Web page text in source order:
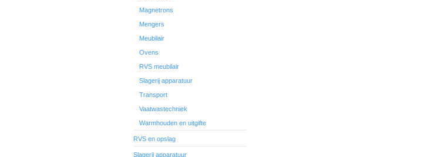
Magnetrons
Mengers
Meubilair
Ovens
RVS meubilair
Slagerij apparatuur
Transport
Vaatwastechniek
Warmhouden en uitgifte
RVS en opslag
Slagerij apparatuur